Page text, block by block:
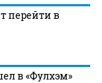
перейти в
в «Фулхэм»